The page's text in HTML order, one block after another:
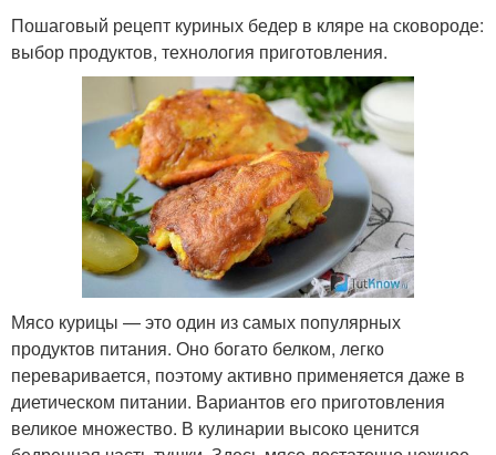
Пошаговый рецепт куриных бедер в кляре на сковороде:
выбор продуктов, технология приготовления.
Мясо курицы — это один из самых популярных
продуктов питания. Оно богато белком, легко
переваривается, поэтому активно применяется даже в
диетическом питании. Вариантов его приготовления
великое множество. В кулинарии высоко ценится